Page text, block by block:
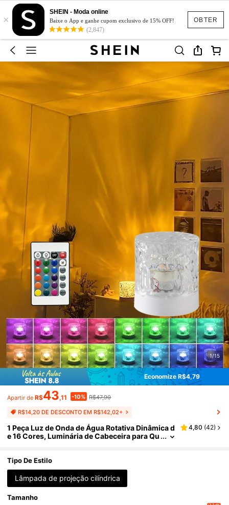
OBTER
×
SHEIN - Moda online
Baixe o App e ganhe cupom exclusivo de 15% OFF!
(2,847)
1/15
Economize R$4,79
Apartir de R$43,11 -10% R$47,90
R$14,20 DE DESCONTO EM R$142,02+
1 Peça Luz de Onda de Água Rotativa Dinâmica d
e 16 Cores, Luminária de Cabeceira para Qu
r, Luz Noturna com Controle Remoto RGB, Proje
ção de Onda de Água Rotativa, Adequado para Q
uarto de Crianças, Corredor, Iluminação Dinâmi
ca, Projeção Rotativa, Iluminação de Atmosfera,
Quarto
4,80 (42)
Tipo De Estilo
Lâmpada de projeção cilíndrica
Tamanho